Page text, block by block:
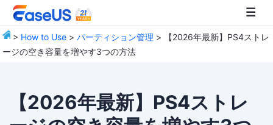
> How to Use >パーティション管理 > 【2026年最新】PS4ストレ
ージの空き容量を増やす3つの方法
【2026年最新】PS4ストレ